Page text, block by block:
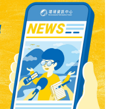
。Peter Wadhams表示，隨
球的日照反射率，也就是當
球更快地創造出暖化的反饋
會從海底釋放出溫室氣體
造成氣候變遷的主要氣體。